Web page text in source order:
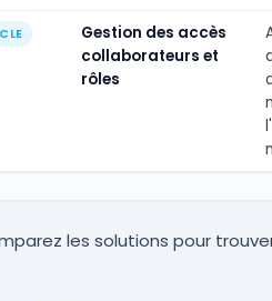
Gestion des accès
collaborateurs et
rôles
les solutions pour